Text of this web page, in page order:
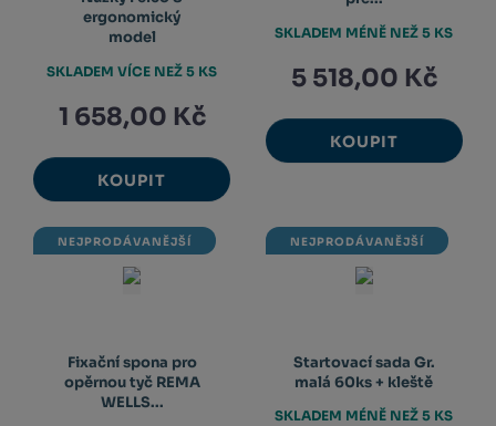
ergonomický
model
1 658,00 Kč
KOUPIT
SKLADEM VÍCE NEŽ 5 KS 5 518,00 Kč
KOUPIT
SKLADEM MÉNĚ NEŽ 5 KS
NEJPRODÁVANĚJŠÍ
Fixační spona pro
opěrnou tyč REMA
WELLS...
NEJPRODÁVANĚJŠÍ
Startovací sada Gr.
malá 60ks + kleště
SKLADEM MÉNĚ NEŽ 5 KS